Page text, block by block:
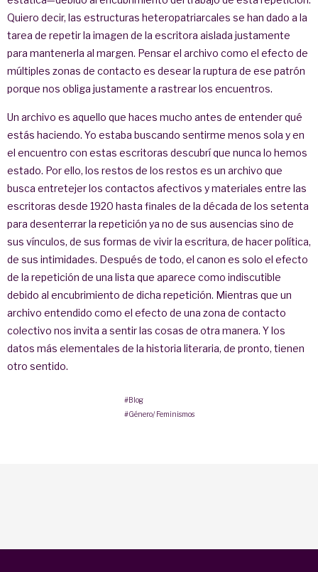
Quiero decir, las estructuras heteropatriarcales se han dado a la
tarea de repetir la imagen de la escritora aislada justamente
para mantenerla al margen. Pensar el archivo como el efecto de
múltiples zonas de contacto es desear la ruptura de ese patrón
porque nos obliga justamente a rastrear los encuentros.
Un archivo es aquello que haces mucho antes de entender qué
estás haciendo. Yo estaba buscando sentirme menos sola y en
el encuentro con estas escritoras descubrí que nunca lo hemos
estado. Por ello, los restos de los restos es un archivo que
busca entretejer los contactos afectivos y materiales entre las
escritoras desde 1920 hasta finales de la década de los setenta
para desenterrar la repetición ya no de sus ausencias sino de
sus vínculos, de sus formas de vivir la escritura, de hacer política,
de sus intimidades. Después de todo, el canon es solo el efecto
de la repetición de una lista que aparece como indiscutible
debido al encubrimiento de dicha repetición. Mientras que un
archivo entendido como el efecto de una zona de contacto
colectivo nos invita a sentir las cosas de otra manera. Y los
datos más elementales de la historia literaria, de pronto, tienen
otro sentido.
#Blog
#Género/ Feminismos